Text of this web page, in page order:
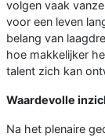
volgen vaak
voor een leven
belang van
hoe makkelijker
talent zich kan
Waardevolle
Na het plenaire